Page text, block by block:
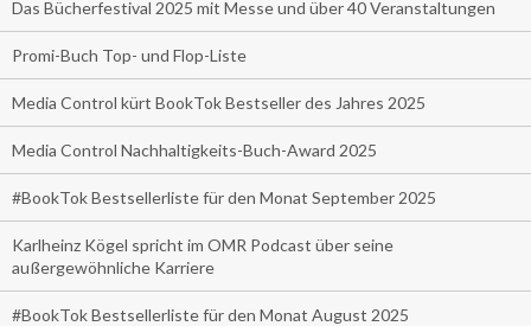
Das Bücherfestival 2025 mit Messe und über 40 Veranstaltungen
Promi-Buch Top- und Flop-Liste
Media Control kürt BookTok Bestseller des Jahres 2025
Media Control Nachhaltigkeits-Buch-Award 2025
#BookTok Bestsellerliste für den Monat September 2025
Karlheinz Kögel spricht im OMR Podcast über seine
außergewöhnliche Karriere
#BookTok Bestsellerliste für den Monat August 2025